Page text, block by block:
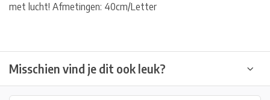
met lucht! Afmetingen: 40cm/Letter
Misschien vind je dit ook leuk?